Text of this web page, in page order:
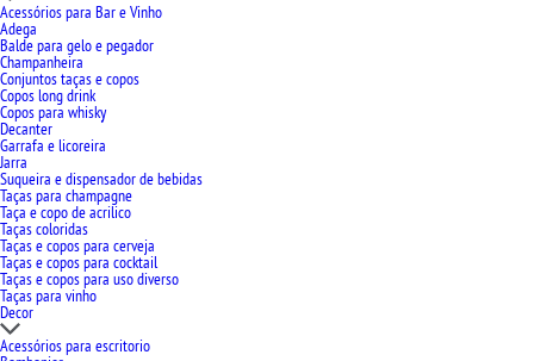
Acessórios para Bar e Vinho
Adega
Balde para gelo e pegador
Champanheira
Conjuntos taças e copos
Copos long drink
Copos para whisky
Decanter
Garrafa e licoreira
Jarra
Suqueira e dispensador de bebidas
Taças para champagne
Taça e copo de acrilico
Taças coloridas
Taças e copos para cerveja
Taças e copos para cocktail
Taças e copos para uso diverso
Taças para vinho
Decor
Acessórios para escritorio